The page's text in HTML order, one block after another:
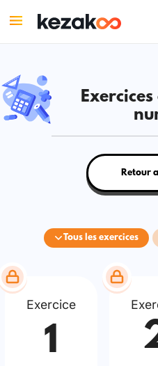
Tous les exercices
Retour
Exercice
1